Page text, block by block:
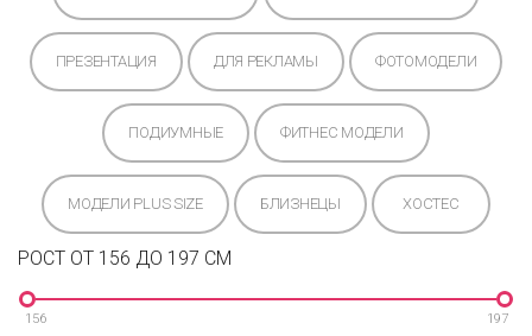
ПРЕЗЕНТАЦИЯ ДЛЯ РЕКЛАМЫ ФОТОМОДЕЛИ
ПОДИУМНЫЕ ФИТНЕС МОДЕЛИ
МОДЕЛИ PLUS SIZE БЛИЗНЕЦЫ ХОСТЕС
РОСТ ОТ 156 ДО 197 СМ
156 197